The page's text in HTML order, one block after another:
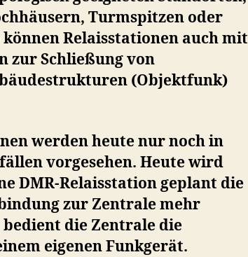
Turmspitzen oder
Relaisstationen auch mit
zur Schließung von
(Objektfunk)
werden heute nur noch in
vorgesehen. Heute wird
DMR-Relaisstation geplant die
zur Zentrale mehr
die Zentrale die
eigenen Funkgerät.